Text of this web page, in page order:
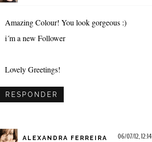
Amazing Colour! You look gorgeous :)
i´m a new Follower
Lovely Greetings!
RESPONDER
ALEXANDRA FERREIRA 06/07/12, 12:14